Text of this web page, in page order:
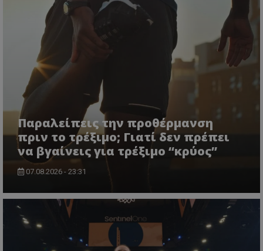
Παραλείπεις την προθέρμανση
πριν το τρέξιμο; Γιατί δεν πρέπει
να βγαίνεις για τρέξιμο “κρύος”
07.08.2026 - 23:31